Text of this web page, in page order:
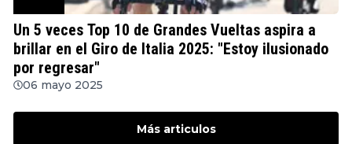
Un 5 veces Top 10 de Grandes Vueltas aspira a
brillar en el Giro de Italia 2025: "Estoy ilusionado
por regresar"
06 mayo 2025
Más articulos